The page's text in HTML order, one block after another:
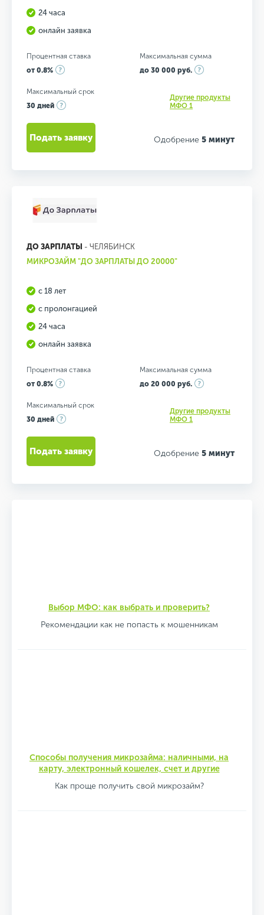
24 часа
онлайн заявка
Процентная ставка
от 0.8%
Максимальная сумма
до 30 000 руб.
Максимальный срок
30 дней
Другие продукты
МФО 1
Одобрение 5 минут
Подать заявку
ДО ЗАРПЛАТЫ - ЧЕЛЯБИНСК
МИКРОЗАЙМ "ДО ЗАРПЛАТЫ ДО 20000"
с 18 лет
с пролонгацией
24 часа
онлайн заявка
Процентная ставка
от 0.8%
Максимальная сумма
до 20 000 руб.
Максимальный срок
30 дней
Другие продукты
МФО 1
Одобрение 5 минут
Подать заявку
Выбор МФО: как выбрать и проверить?
Рекомендации как не попасть к мошенникам
Способы получения микрозайма: наличными, на
карту, электронный кошелек, счет и другие
Как проще получить свой микрозайм?